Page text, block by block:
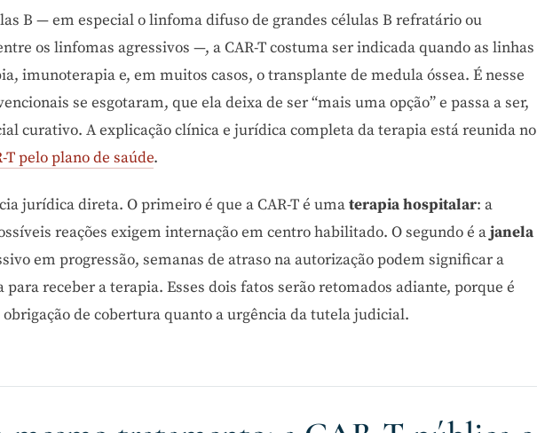
B — em especial o linfoma difuso de grandes células B refratário ou
os linfomas agressivos —, a CAR-T costuma ser indicada quando as linhas
imunoterapia e, em muitos casos, o transplante de medula óssea. É nesse
se esgotaram, que ela deixa de ser “mais uma opção” e passa a ser,
curativo. A explicação clínica e jurídica completa da terapia está reunida no
pelo plano de saúde.
jurídica direta. O primeiro é que a CAR-T é umaterapia hospitalar: a
reações exigem internação em centro habilitado. O segundo é ajanela
em progressão, semanas de atraso na autorização podem significar a
receber a terapia. Esses dois fatos serão retomados adiante, porque é
de cobertura quanto a urgência da tutela judicial.